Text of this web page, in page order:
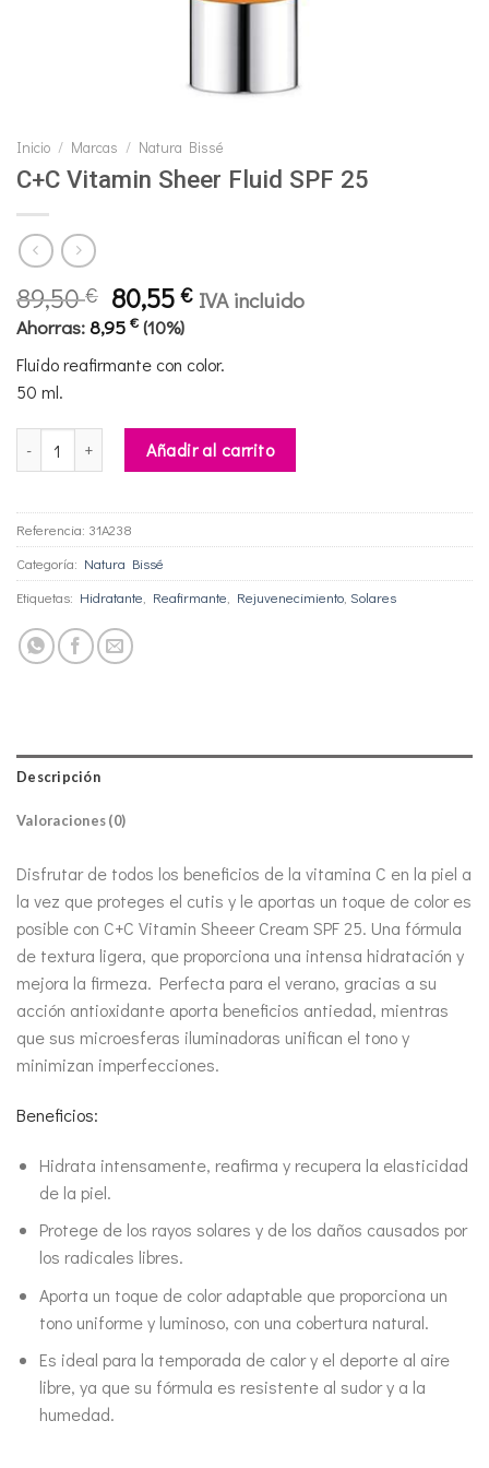
Inicio / Marcas / Natura Bissé
C+C Vitamin Sheer Fluid SPF 25
89,50€ El
precio
era:
80,55€El
actual
es:
IVA incluido
Ahorras:8,95 € (10%)
Fluido reafirmante con color.
50 ml.
C+C Vitamin Sheer Fluid SPF 25 cantidad
Añadir al carrito
Referencia: 31A238
Categoría: Natura Bissé
Etiquetas: Hidratante Reafirmante Rejuvenecimiento Solares
Descripción
Valoraciones (0)
Disfrutar de todos los beneficios de la vitamina C en la piel a
la vez que proteges el cutis y le aportas un toque de color es
posible con C+C Vitamin Sheeer Cream SPF 25. Una fórmula
de textura ligera, que proporciona una intensa hidratación y
mejora la firmeza. Perfecta para el verano, gracias a su
acción antioxidante aporta beneficios antiedad, mientras
que sus microesferas iluminadoras unifican el tono y
minimizan imperfecciones.
Beneficios:
Hidrata intensamente, reafirma y recupera la elasticidad
de la piel.
Protege de los rayos solares y de los daños causados por
los radicales libres.
Aporta un toque de color adaptable que proporciona un
tono uniforme y luminoso, con una cobertura natural.
Es ideal para la temporada de calor y el deporte al aire
libre, ya que su fórmula es resistente al sudor y a la
humedad.